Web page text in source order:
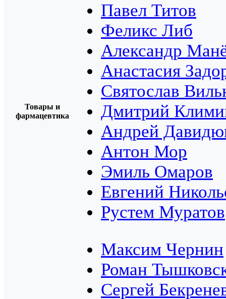
Товары и
фармацевтика
Павел Титов
Феликс Либ
Александр
Анастасия
Святослав
Дмитрий
Андрей
Антон Мор
Эмиль Омаров
Евгений
Рустем Муратов
Максим Чернин
Роман
Сергей